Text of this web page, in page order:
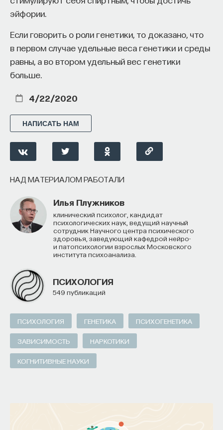
эйфории.
Если говорить о роли генетики, то доказано, что
в первом случае удельные веса генетики и среды
равны, а во втором удельный вес генетики
больше.
4/22/2020
НАПИСАТЬ НАМ
НАД МАТЕРИАЛОМ РАБОТАЛИ
Илья Плужников
клинический психолог, кандидат
психологических наук, ведущий научный
сотрудник Научного центра психического
здоровья, заведующий кафедрой нейро-
и патопсихологии взрослых Московского
института психоанализа.
ПСИХОЛОГИЯ
549 публикаций
ПСИХОЛОГИЯ ГЕНЕТИКА ПСИХОГЕНЕТИКА
ЗАВИСИМОСТЬ НАРКОТИКИ
КОГНИТИВНЫЕ НАУКИ